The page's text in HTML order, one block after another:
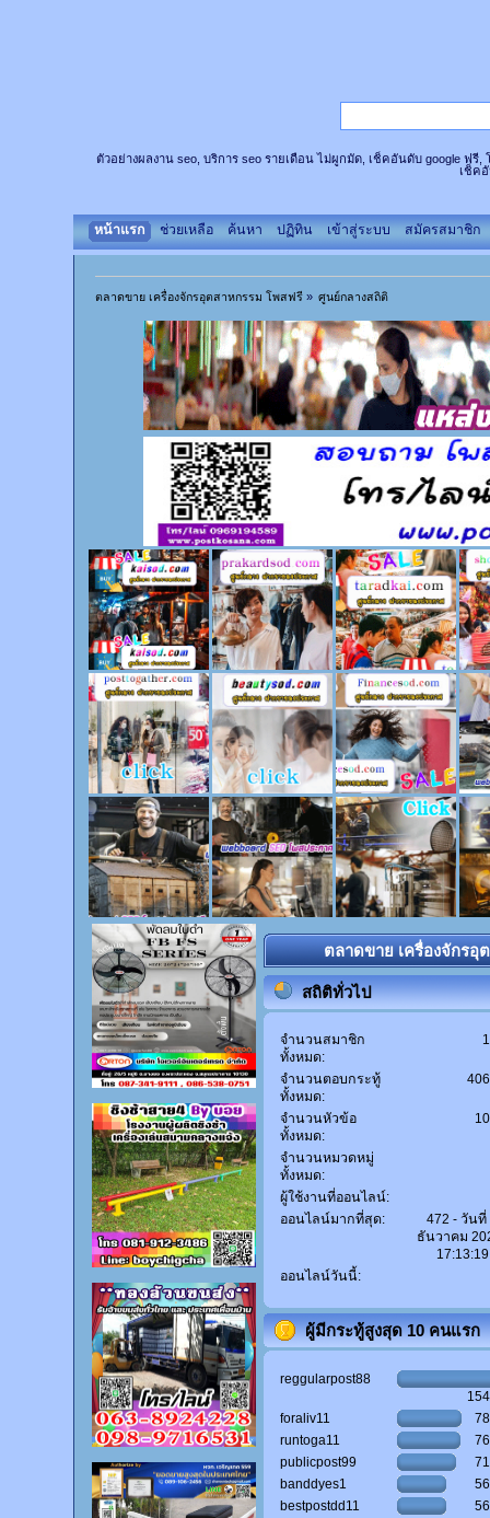
ตัวอย่างผลงาน seo, บริการ seo รายเดือน ไม่ผูกมัด, เช็คอันดับ google ฟรี,
เช็ค
หน้าแรก ช่วยเหลือ ค้นหา ปฏิทิน เข้าสู่ระบบ สมัครสมาชิก
ตลาดขาย เครื่องจักรอุตสาหกรรม โพสฟรี» ศูนย์กลางสถิติ
ตลาดขาย เครื่องจักรอุ
สถิติทั่วไป
จำนวนสมาชิก
ทั้งหมด:
จำนวนตอบกระทู้
ทั้งหมด:
จำนวนหัวข้อ
ทั้งหมด:
จำนวนหมวดหมู่
ทั้งหมด:
ผู้ใช้งานที่ออนไลน์:
ออนไลน์มากที่สุด:
472 - วันที่
ธันวาคม
ออนไลน์วันนี้:
ผู้มีกระทู้สูงสุด 10 คนแรก
reggularpost88
foraliv11
runtoga11
publicpost99
banddyes1
bestpostdd11